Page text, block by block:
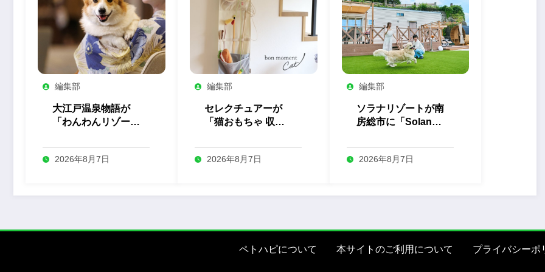
編集部
大江戸温泉物語が
「わんわんリゾー
ドッグランをリニュ
ーアル
2026年8月7日
編集部
セレクチュアーが
「猫おもちゃ 収納
を発売
2026年8月7日
編集部
ソラナリゾートが南
房総市に「Solana
総」を開業
2026年8月7日
ペトハピについて 本サイトのご利用について プライバシーポ